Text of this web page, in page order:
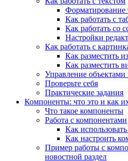
Форматирование
Как работать с
Как работать со
Настройки
Как работать с
Как разместить
Как разместить
Управление объектами
Проверьте себя
Практические задания
Компоненты: что это и как
Что такое компоненты
Работа с компонентами
Как
Как настроить
Пример работы с
новостной раздел